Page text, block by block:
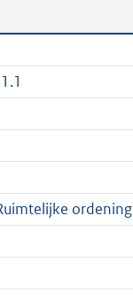
ordening